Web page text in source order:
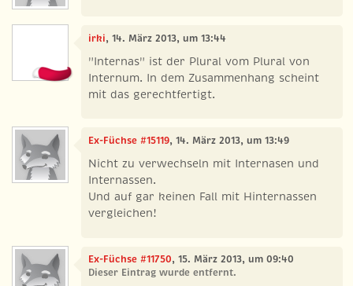
irki, 14. März 2013, um 13:44
"Internas" ist der Plural vom Plural von
Internum. In dem Zusammenhang scheint
mit das gerechtfertigt.
Ex-Füchse #15119, 14. März 2013, um 13:49
Nicht zu verwechseln mit Internasen und
Internassen.
Und auf gar keinen Fall mit Hinternassen
vergleichen!
Ex-Füchse #11750, 15. März 2013, um 09:40
Dieser Eintrag wurde entfernt.